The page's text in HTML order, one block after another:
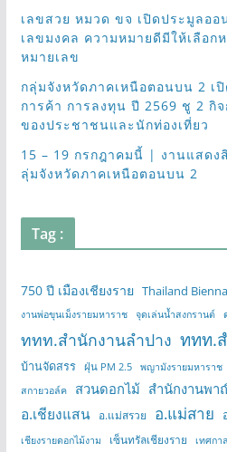
เลขสวย หมวด ขจ เปิดประมูลอ
เลขมงคล ความหมายดีมีให้เลือก
หมายเลข
กลุ่มจังหวัดภาคเหนือตอนบน 2 เ
การค้า การลงทุน ปี 2569 ชู 2 กิ
ของประชาชนและนักท่องเที่ยว
15 – 19 กรกฎาคมนี้ | งานแสด
ลุ่มจังหวัดภาคเหนือตอนบน 2
Tag :
750 ปี เมืองเชียงราย Thailand
งานพ่อขุนเม็งรายมหาราช จุดเล่นน้ำสงกรานต์
ททท.สำนักงานลำปาง ททท.
บ้านจัดสรร ฝุ่น PM 2.5 พญามังรายมหาราช
สกายวอล์ค สวนดอกไม้ สำนักงานพา
อ.เชียงแสน อ.แม่สรวย อ.แม่สาย
เชียงรายดอกไม้งาม เซ็นทรัลเชียงราย เทศกา